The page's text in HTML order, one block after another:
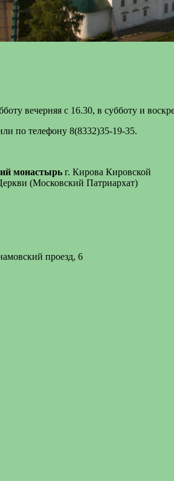
вечерняя с 16.30, в субботу и
по телефону 8(8332)35-19-35.
монастырь г. Кирова Кировской
(Московский Патриархат)
проезд, 6